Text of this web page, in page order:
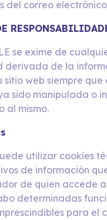
del correo
se exime de
derivada de la
sitio web siempre que
sido manipulada o
al mismo.
utilizar cookies
de información
de quien accede
determinadas
para el